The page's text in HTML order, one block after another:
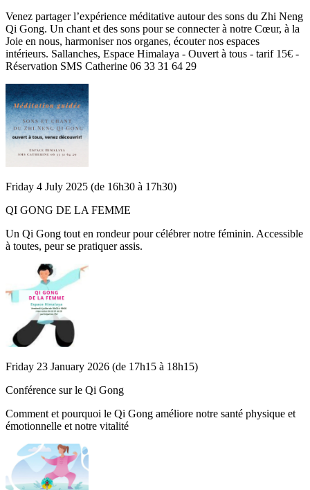
Venez partager l’expérience méditative autour des sons du Zhi Neng
Qi Gong. Un chant et des sons pour se connecter à notre Cœur, à la
Joie en nous, harmoniser nos organes, écouter nos espaces
intérieurs. Sallanches, Espace Himalaya - Ouvert à tous - tarif 15€ -
Réservation SMS Catherine 06 33 31 64 29
Friday 4 July 2025 (de 16h30 à 17h30)
QI GONG DE LA FEMME
Un Qi Gong tout en rondeur pour célébrer notre féminin. Accessible
à toutes, peur se pratiquer assis.
Friday 23 January 2026 (de 17h15 à 18h15)
Conférence sur le Qi Gong
Comment et pourquoi le Qi Gong améliore notre santé physique et
émotionnelle et notre vitalité